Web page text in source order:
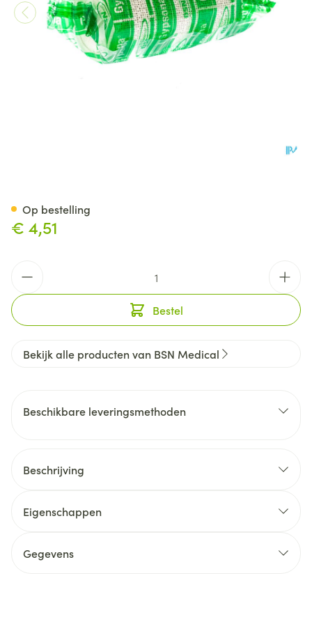
€ 4,51
Bestel
Op bestelling
Bekijk alle producten van BSN Medical
Beschikbare leveringsmethoden
Beschrijving
Eigenschappen
Gegevens